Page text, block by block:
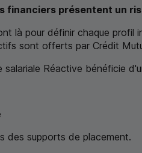
financiers présentent un
là pour définir chaque profil
sont offerts par Crédit
salariale Réactive bénéficie
des supports de placement.